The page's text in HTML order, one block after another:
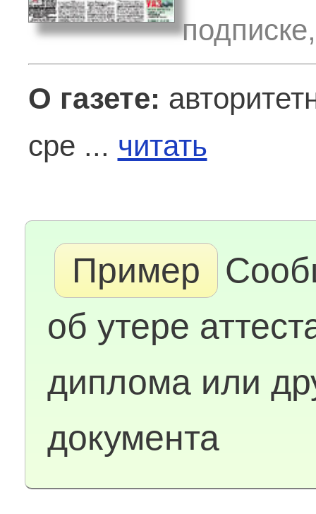
О газете:
сре ... читать
Пример
об утере
диплома или
документа